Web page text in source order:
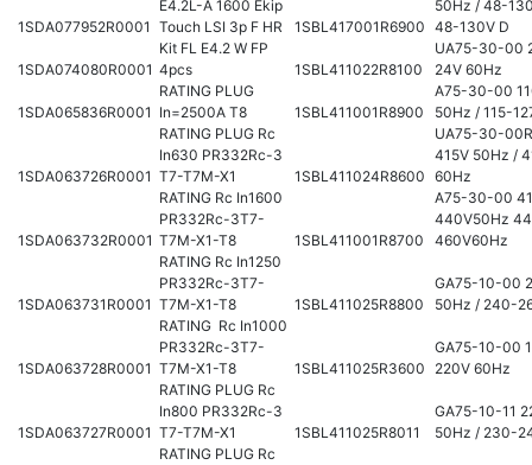
1SDA077952R0001
E4.2L-A 1600 Ekip
Touch LSI 3p F HR
1SBL417001R6900
50Hz / 48-
48-130V D
1SDA074080R0001
Kit FL E4.2 W FP
4pcs
1SBL411022R8100
UA75-30-00
24V 60Hz
1SDA065836R0001
RATING PLUG
In=2500A T8
1SBL411001R8900
A75-30-00
50Hz / 115-
1SDA063726R0001
RATING PLUG Rc
In630 PR332Rc-3
T7-T7M-X1
1SBL411024R8600
UA75-30-
415V 50Hz /
60Hz
1SDA063732R0001
RATING Rc In1600
PR332Rc-3T7-
T7M-X1-T8
1SBL411001R8700
A75-30-00
440V50Hz
460V60Hz
1SDA063731R0001
RATING Rc In1250
PR332Rc-3T7-
T7M-X1-T8
1SBL411025R8800
GA75-10-00
50Hz / 240-
1SDA063728R0001
RATING Rc In1000
PR332Rc-3T7-
T7M-X1-T8
1SBL411025R3600
GA75-10-00
220V 60Hz
1SDA063727R0001
RATING PLUG Rc
In800 PR332Rc-3
T7-T7M-X1
1SBL411025R8011
GA75-10-11
50Hz / 230-
RATING PLUG Rc